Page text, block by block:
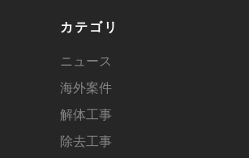
カテゴリ
ニュース
海外案件
解体工事
除去工事